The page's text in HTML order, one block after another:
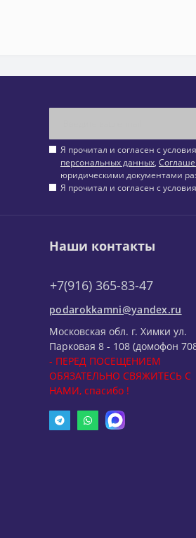
Я прочитал и согласен с
персональных данных,
юридическими документами
Я прочитал и согласен с
Наши контакты
+7(916) 365-83-47
podarokkamni@yandex.ru
Московская обл. г. Химки ул.
Парковая 8 - 108 (домофон
- ПЕРЕД ПОСЕЩЕНИЕМ
ОБЯЗАТЕЛЬНО СВЯЖИТЕСЬ С
НАМИ, спасибо !